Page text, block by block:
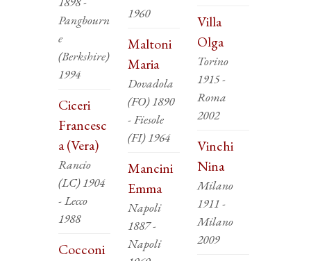
Pangbourn
e
(Berkshire)
1994
Ciceri
Francesc
a (Vera)
Rancio
(LC) 1904
- Lecco
1988
Cocconi
1960
Maltoni
Maria
Dovadola
(FO) 1890
- Fiesole
(FI) 1964
Mancini
Emma
Napoli
1887 -
Napoli
Villa
Olga
Torino
1915 -
Roma
2002
Vinchi
Nina
Milano
1911 -
Milano
2009